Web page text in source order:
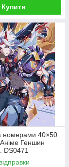
Купити
номерами 40×50
Геншин
DS0471